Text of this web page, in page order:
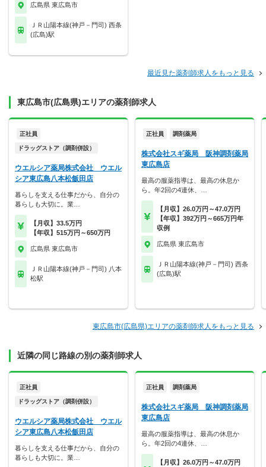
広島県 東広島市
ＪＲ山陽本線(神戸－門司) 西条
(広島)駅
最近見た薬剤師求人をもっと見る
東広島市(広島県)エリアの薬剤師求人
正社員
ドラッグストア（調剤併設）
ウエルシア薬局株式会社 ウエル
シア東広島八本松飯田店
暮らしを支える仕事だから、自分の
暮らしも大切に。業…
【月収】33.5万円
【年収】515万円～650万円
広島県 東広島市
ＪＲ山陽本線(神戸－門司) 八本
松駅
正社員 調剤薬局
株式会社スギ薬局 阪神調剤薬局
東広島店
最高の服薬指導は、最高の休息か
ら。年2回の4連休、…
【月収】26.0万円～47.0万円
【年収】392万円～665万円年
収例
広島県 東広島市
ＪＲ山陽本線(神戸－門司) 西条
(広島)駅
東広島市(広島県)エリアの薬剤師求人をもっと見る
近隣の同じ路線の別の薬剤師求人
正社員
ドラッグストア（調剤併設）
ウエルシア薬局株式会社 ウエル
シア東広島八本松飯田店
暮らしを支える仕事だから、自分の
暮らしも大切に。業…
正社員 調剤薬局
株式会社スギ薬局 阪神調剤薬局
東広島店
最高の服薬指導は、最高の休息か
ら。年2回の4連休、…
【月収】26.0万円～47.0万円